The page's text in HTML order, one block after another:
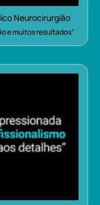
Neurocirurgião
e muitos resultados”